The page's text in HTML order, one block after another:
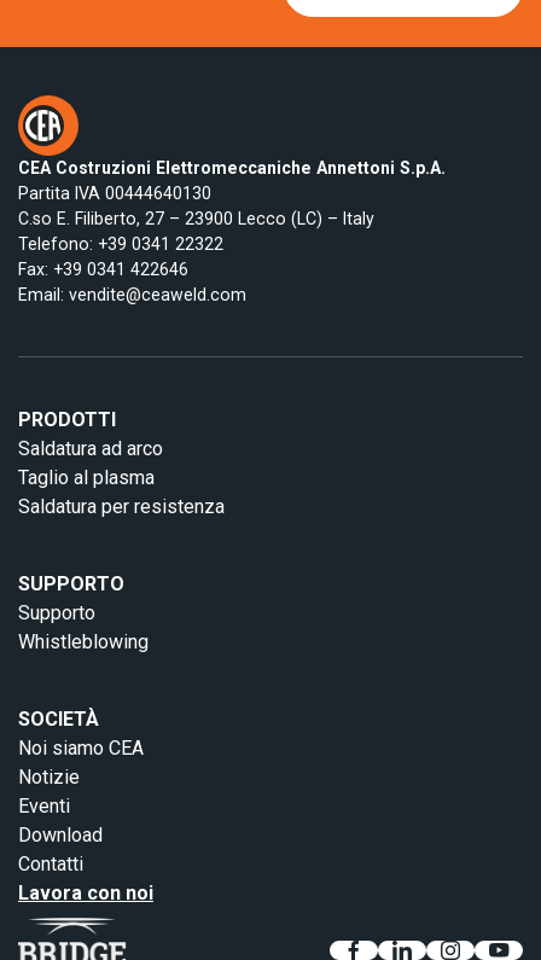
CEA Costruzioni Elettromeccaniche Annettoni S.p.A.
Partita IVA 00444640130
C.so E. Filiberto, 27 – 23900 Lecco (LC) – Italy
Telefono: +39 0341 22322
Fax: +39 0341 422646
Email: vendite@ceaweld.com
PRODOTTI
Saldatura ad arco
Taglio al plasma
Saldatura per resistenza
SUPPORTO
Supporto
Whistleblowing
SOCIETÀ
Noi siamo CEA
Notizie
Eventi
Download
Contatti
Lavora con noi